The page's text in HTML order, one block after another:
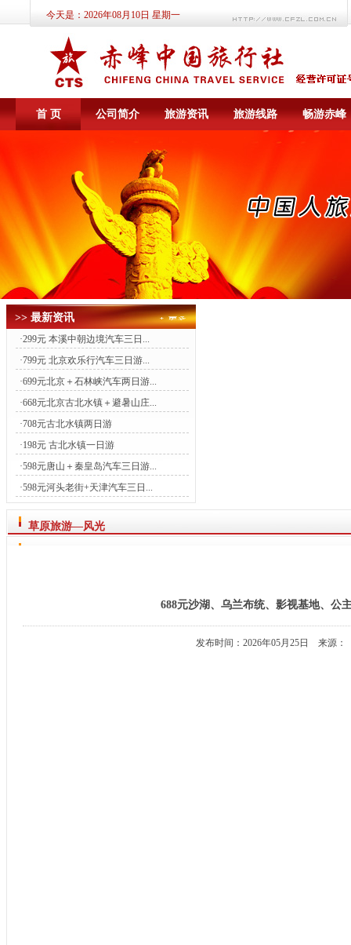
今天是： 2026年08月10日 星期一
首 页 公司简介 旅游资讯 旅游线路 畅游赤峰
>> 最新资讯
·299元 本溪中朝边境汽车三日...
·799元 北京欢乐行汽车三日游...
·699元北京＋石林峡汽车两日游...
·668元北京古北水镇＋避暑山庄...
·708元古北水镇两日游
·198元 古北水镇一日游
·598元唐山＋秦皇岛汽车三日游...
·598元河头老街+天津汽车三日...
草原旅游—风光
688元沙湖、乌兰布统、影视基地、公
发布时间：2026年05月25日 来源